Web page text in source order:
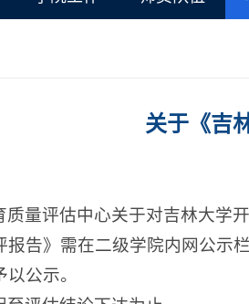
关于《吉
质量评估中心关于对吉林大学
报告》需在二级学院内网公示
公示。